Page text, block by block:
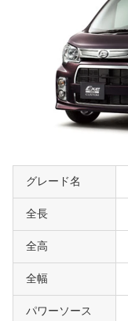
グレード名
全長
全高
全幅
パワーソース